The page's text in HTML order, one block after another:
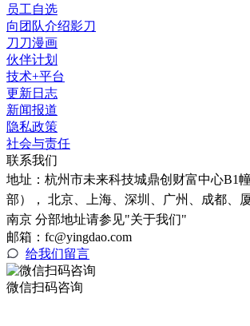
员工自选
向团队介绍影刀
刀刀漫画
伙伴计划
技术+平台
更新日志
新闻报道
隐私政策
社会与责任
联系我们
地址： 杭州市未来科技城鼎创财富中心B1
部）， 北京、上海、深圳、广州、成都、厦
南京 分部地址请参见"关于我们"
邮箱：fc@yingdao.com
给我们留言
微信扫码咨询